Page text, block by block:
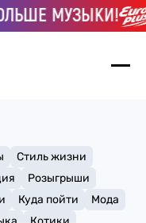
МУЗЫКИ!
Стиль жизни
Розыгрыши
Куда пойти
Мода